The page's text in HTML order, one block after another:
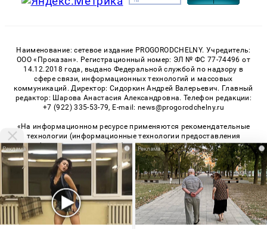
Наименование: сетевое издание PROGORODCHELNY. Учредитель:
ООО «Проказан». Регистрационный номер: ЭЛ № ФС 77-74496 от
14.12.2018 года, выдано Федеральной службой по надзору в
сфере связи, информационных технологий и массовых
коммуникаций. Директор: Сидоркин Андрей Валерьевич. Главный
редактор: Шарова Анастасия Александровна. Телефон редакции:
+7 (922) 335-53-79, E-mail: news@progorodchelny.ru
«На информационном ресурсе применяются рекомендательные
технологии (информационные технологии предоставления
информации на основе сбора, систематизации и анализа
сведений, относящихся к предпочтениям пользователей сети
«Интернет», находящихся на территории Российской
Федерации)». Правила применения рекомендательных
технологий в виджетах рекламно-обменной сети«СМИ2» (PDF),
«Sparrow» (PDF)
Мы используем cookie. Во время посещения сайта
i i